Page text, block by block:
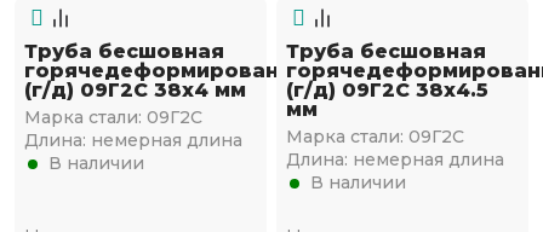
Труба бесшовная
горячедеформированная
(г/д) 09Г2С 38х4 мм
Марка стали: 09Г2С
Длина: немерная длина
В наличии
Труба бесшовная
(г/д) 09Г2С 38х4.5
мм
Марка стали: 09Г2С
Длина: немерная длина
В наличии